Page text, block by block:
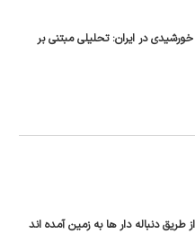
در ایران: تحلیلی مبتنی بر
طریق دنباله دار ها به زمین آمده اند